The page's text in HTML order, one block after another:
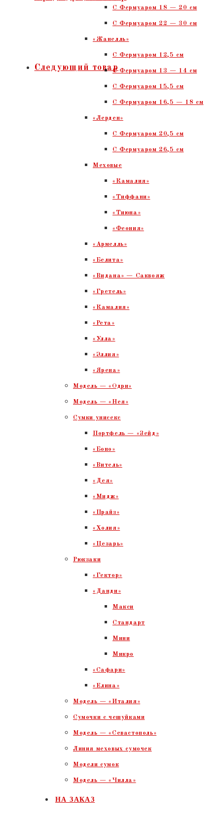
C Фермуаром 18 — 20 см
С Фермуаром 22 — 30 см
«Жанелль»
С Фермуаром 12,5 см
С Фермуаром 13 — 14 см
С Фермуаром 15,5 см
С Фермуаром 16,5 — 18 см
«Лерден»
С Фермуаром 20,5 см
С Фермуаром 26,5 см
Меховые
«Камалия»
«Тиффани»
«Тиюна»
«Феония»
«Армелль»
«Белита»
«Видана» — Саквояж
«Гретель»
«Камалия»
«Рета»
«Улла»
«Эллия»
«Ярена»
Модель — «Одри»
Модель — «Нея»
Сумки унисекс
Портфель — «Зейд»
«Боно»
«Витель»
«Дея»
«Мидж»
«Прайз»
«Холия»
«Цезарь»
Рюкзаки
«Гектор»
«Данди»
Макси
Стандарт
Мини
Микро
«Сафари»
«Елина»
Модель — «Италия»
Сумочки с чешуйками
Модель — «Севастополь»
Линия меховых сумочек
Модели сумок
Модель — «Чилла»
НА ЗАКАЗ
Следующий товар